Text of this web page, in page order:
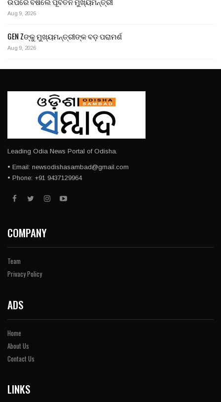
Aug 9, 2026
GEN Zଙ୍କୁ ମୁଖ୍ୟମନ୍ତ୍ରୀଙ୍କ ବଡ଼ ପରାମର୍ଶ
Aug 9, 2026
Leading Odia News Portal of Odisha.
• Email: newsodishasambad@gmail.com
• Phone: +91 9437129964
COMPANY
Team
Privacy Policy
ADS
Home
About Us
Contact Us
LINKS